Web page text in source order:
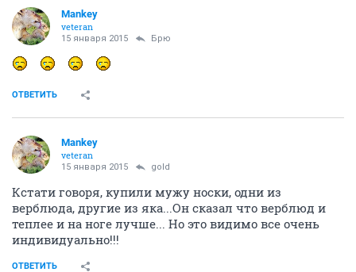
Mankey
veteran
15 января 2015 Брю
ОТВЕТИТЬ
Mankey
veteran
15 января 2015 gold
Кстати говоря, купили мужу носки, одни из
верблюда, другие из яка...Он сказал что верблюд и
теплее и на ноге лучше... Но это видимо все очень
индивидуально!!!
ОТВЕТИТЬ